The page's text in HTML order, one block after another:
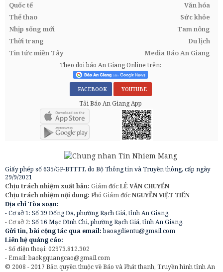
Quốc tế
Văn hóa
Thể thao
Sức khỏe
Nhịp sống mới
Tam nông
Thời trang
Du lịch
Tin tức miền Tây
Media Báo An Giang
Theo dõi báo An Giang Online trên:
FACEBOOK YOUTUBE
Tải Báo An Giang App
Giấy phép số 635/GP-BTTTT, do Bộ Thông tin và Truyền thông, cấp ngày
29/9/2021
Chịu trách nhiệm xuất bản: Giám đốcLÊ VĂN CHUYỂN
Chịu trách nhiệm nội dung: Phó Giám đốcNGUYỄN VIỆT TIẾN
Địa chỉ Tòa soạn:
- Cơ sở 1: Số 39 Đống Đa, phường Rạch Giá, tỉnh An Giang.
- Cơ sở 2: Số 16 Mạc Đĩnh Chi, phường Rạch Giá, tỉnh An Giang.
Gửi tin, bài cộng tác qua email:baoagdientu@gmail.com
Liên hệ quảng cáo:
- Số điện thoại: 02973.812.302
- Email:baokgquangcao@gmail.com
© 2008 - 2017 Bản quyền thuộc về Báo và Phát thanh, Truyền hình tỉnh An